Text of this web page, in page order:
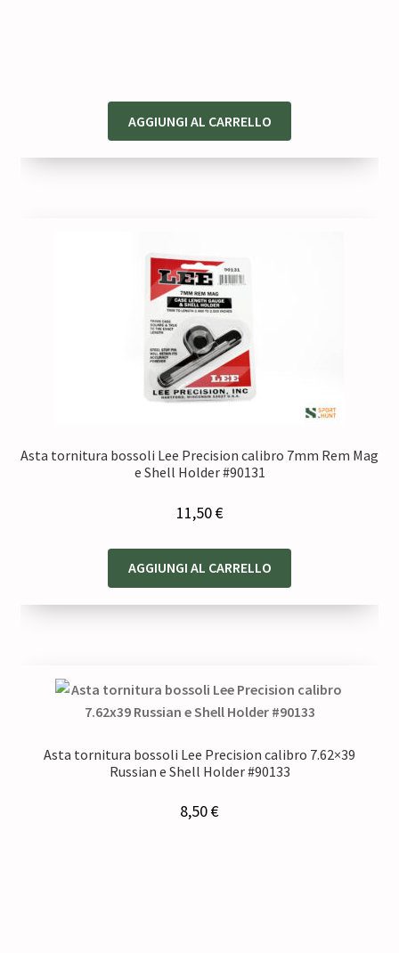
AGGIUNGI AL CARRELLO
Asta tornitura bossoli Lee Precision calibro 7mm Rem Mag
e Shell Holder #90131
11,50€
AGGIUNGI AL CARRELLO
Asta tornitura bossoli Lee Precision calibro 7.62×39
Russian e Shell Holder #90133
8,50€